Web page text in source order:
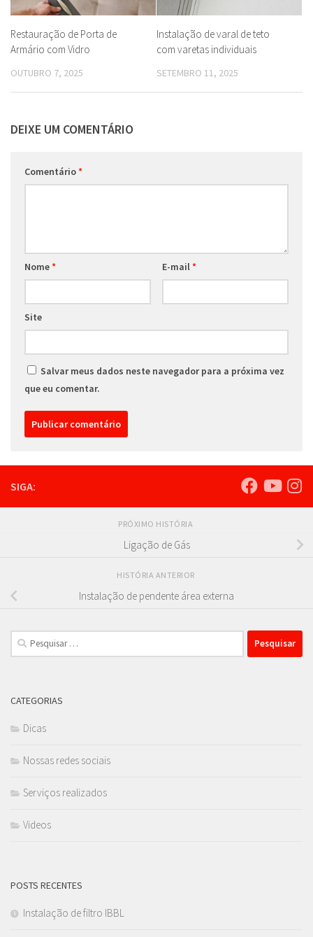
Restauração de Porta de
Armário com Vidro
OUTUBRO 7, 2025
Instalação de varal de teto
com varetas individuais
SETEMBRO 11, 2025
DEIXE UM COMENTÁRIO
Comentário*
Nome* E-mail *
Site
Salvar meus dados neste navegador para a próxima vez
que eu comentar.
SIGA:
PRÓXIMO HISTÓRIA
Ligação de Gás
HISTÓRIA ANTERIOR
Instalação de pendente área externa
Pesquisar
por:
CATEGORIAS
Dicas
Nossas redes sociais
Serviços realizados
Videos
POSTS RECENTES
Instalação de filtro IBBL